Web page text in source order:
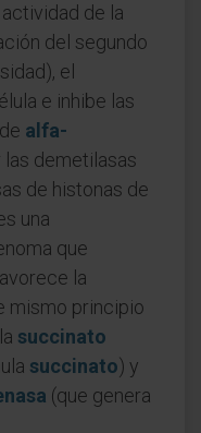
actividad de la
del segundo
el
e inhibe las
alfa-
las demetilasas
de histonas de
una
que
la
mismo principio
succinato
succinato) y
(que genera